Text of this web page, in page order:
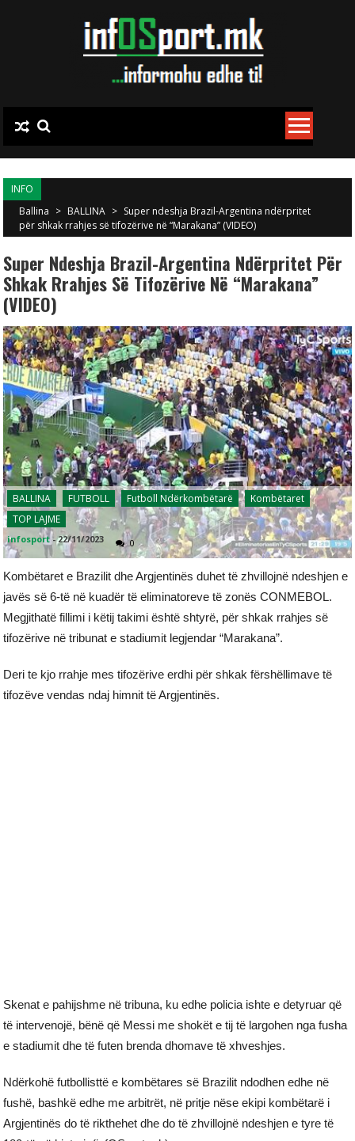
INFO
Ballina > BALLINA > Super ndeshja Brazil-Argentina ndërpritet
për shkak rrahjes së tifozërive në “Marakana” (VIDEO)
Super Ndeshja Brazil-Argentina Ndërpritet Për
Shkak Rrahjes Së Tifozërive Në “Marakana”
(VIDEO)
BALLINA FUTBOLL Futboll Ndërkombëtarë
Kombëtaret
TOP LAJME
infosport -22/11/2023 0
Kombëtaret e Brazilit dhe Argjentinës duhet të zhvillojnë ndeshjen e
javës së 6-të në kuadër të eliminatoreve të zonës CONMEBOL.
Megjithatë fillimi i këtij takimi është shtyrë, për shkak rrahjes së
tifozërive në tribunat e stadiumit legjendar “Marakana”.
Deri te kjo rrahje mes tifozërive erdhi për shkak fërshëllimave të
tifozëve vendas ndaj himnit të Argjentinës.
Skenat e pahijshme në tribuna, ku edhe policia ishte e detyruar që
të intervenojë, bënë që Messi me shokët e tij të largohen nga fusha
e stadiumit dhe të futen brenda dhomave të xhveshjes.
Ndërkohë futbollisttë e kombëtares së Brazilit ndodhen edhe në
fushë, bashkë edhe me arbitrët, në pritje nëse ekipi kombëtarë i
Argjentinës do të rikthehet dhe do të zhvillojnë ndeshjen e tyre të